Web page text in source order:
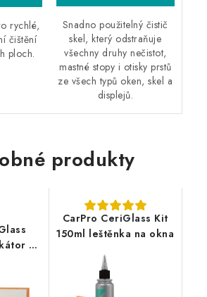
rychlé,
čištění
ploch.
Snadno použitelný čistič
skel, který odstraňuje
všechny druhy nečistot,
mastné stopy i otisky prstů
ze všech typů oken, skel a
displejů.
produkty
na
CarPro CeriGlass Kit
150ml leštěnka na okna